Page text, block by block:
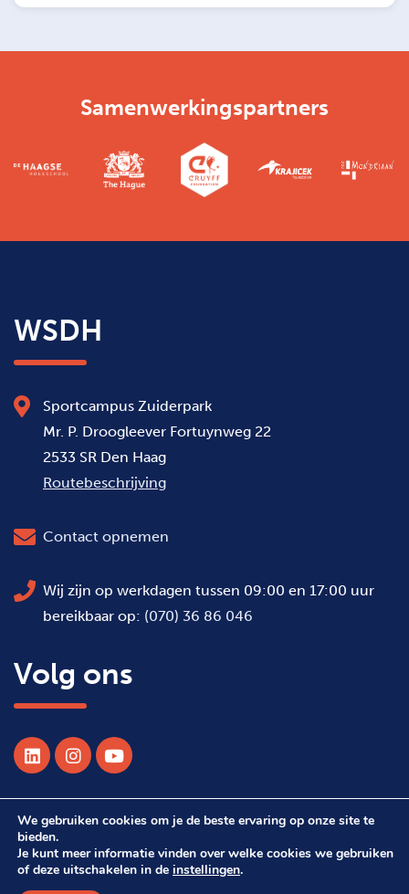
Samenwerkingspartners
WSDH
Sportcampus Zuiderpark
Mr. P. Droogleever Fortuynweg 22
2533 SR Den Haag
Routebeschrijving
Contact opnemen
Wij zijn op werkdagen tussen 09:00 en 17:00 uur
bereikbaar op: (070) 36 86 046
Volg ons
© 2026 Alle rechten voorbehouden WSDH
We gebruiken cookies om je de beste ervaring op onze site te
bieden.
Je kunt meer informatie vinden over welke cookies we gebruiken
of deze uitschakelen in de instellingen.